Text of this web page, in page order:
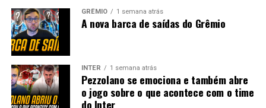
GRÊMIO 1 semana atrás
A nova barca de saídas do Grêmio
INTER 1 semana atrás
Pezzolano se emociona e também abre
o jogo sobre o que acontece com o time
do Inter